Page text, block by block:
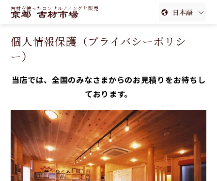
古材を使ったコンサルティングと販売
日本語
個人情報保護（プライバシーポリシ
ー）
当店では、全国のみなさまからのお見積り をお待ちし
ております。